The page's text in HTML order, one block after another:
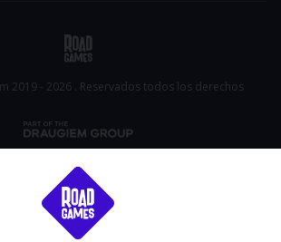
2019 - 2026 . Reservados todos los derechos